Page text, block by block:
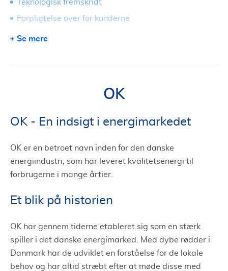
OK
OK - En indsigt i energimarkedet
OK er en betroet navn inden for den danske
energiindustri, som har leveret kvalitetsenergi til
forbrugerne i mange årtier.
Et blik på historien
OK har gennem tiderne etableret sig som en stærk
spiller i det danske energimarked. Med dybe rødder i
Danmark har de udviklet en forståelse for de lokale
behov og har altid stræbt efter at møde disse med
Teknologisk fremskridt
Forpligtelse over for kunderne
Sammenlign og vælg det bedste
Se mere